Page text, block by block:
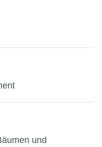
und